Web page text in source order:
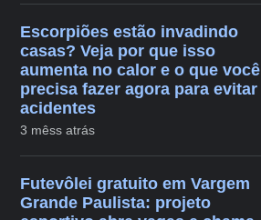
Escorpiões estão invadindo
casas? Veja por que isso
aumenta no calor e o que você
precisa fazer agora para evitar
acidentes
3 mêss atrás
Futevôlei gratuito em Vargem
Grande Paulista: projeto